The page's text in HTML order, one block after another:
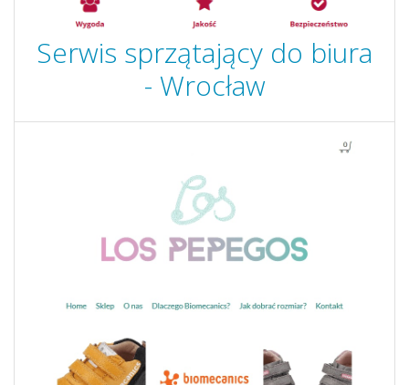
Serwis sprzątający do biura
- Wrocław